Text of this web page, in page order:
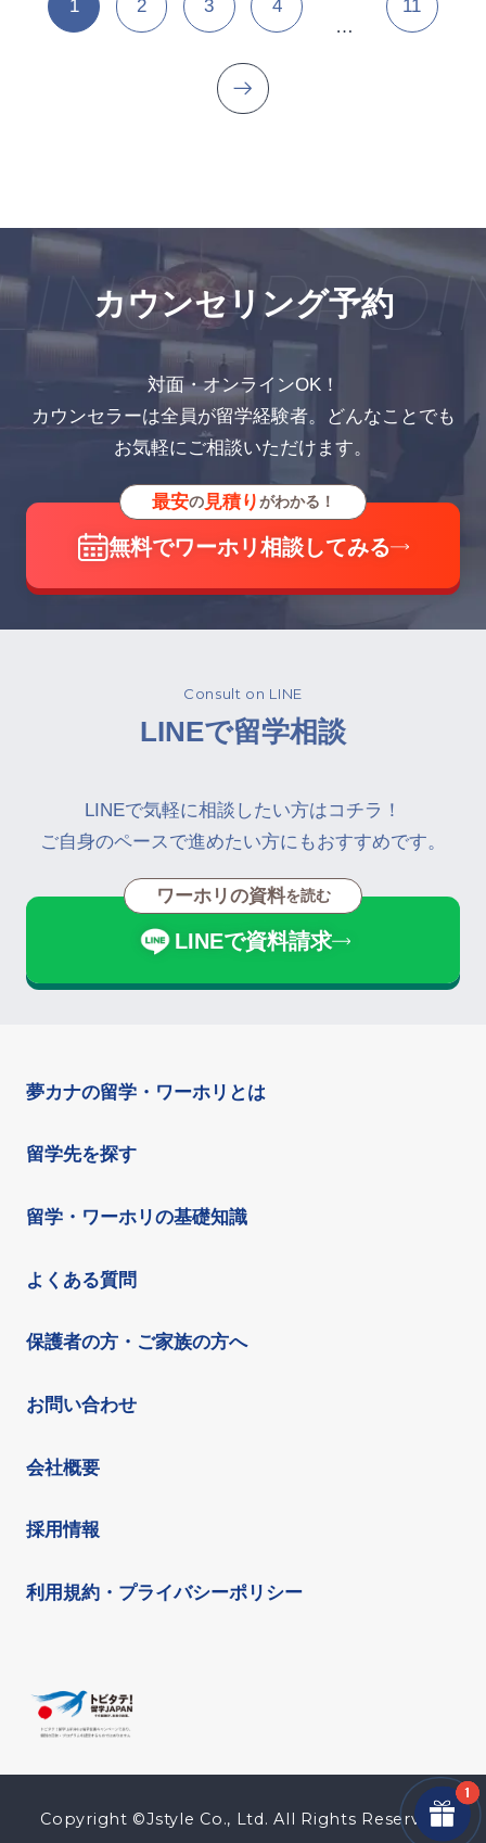
1 2 3
4
…
11
カウンセリング予約
対面・オンラインOK！
カウンセラーは全員が留学経験者。どんなことでも
お気軽にご相談いただけます。
最安の見積りがわかる！
無料でワーホリ相談してみる
Consult on LINE
LINEで留学相談
LINEで気軽に相談したい方はコチラ！
ご自身のペースで進めたい方にもおすすめです。
ワーホリの資料を読む
LINEで資料請求
夢カナの留学・ワーホリとは
留学先を探す
留学・ワーホリの基礎知識
よくある質問
保護者の方・ご家族の方へ
お問い合わせ
会社概要
採用情報
利用規約・プライバシーポリシー
Copyright ©Jstyle Co., Ltd. All Rights Reserved.